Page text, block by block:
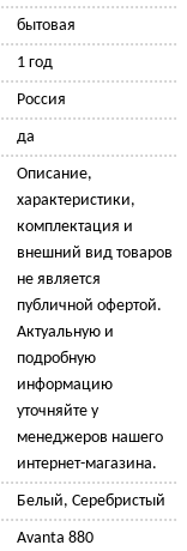
бытовая
1 год
Россия
да
Описание,
характеристики,
комплектация и
внешний вид товаров
не является
публичной офертой.
Актуальную и
подробную
информацию
уточняйте у
менеджеров нашего
интернет-магазина.
Белый, Серебристый
Avanta 880